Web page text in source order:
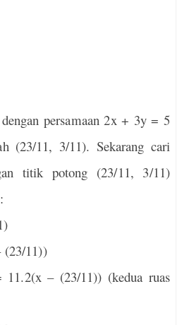
persamaan 2x + 3y = 5
(23/11, 3/11). Sekarang cari
titik potong (23/11, 3/11)
11))
– (23/11)) (kedua ruas